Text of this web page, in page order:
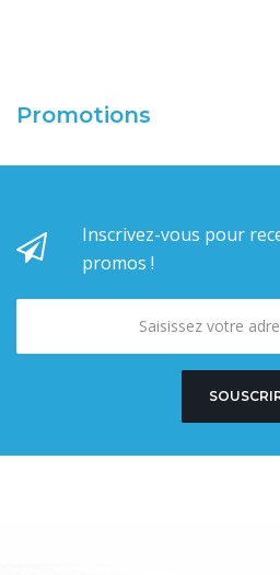
Promotions
Inscrivez-vous pour
promos !